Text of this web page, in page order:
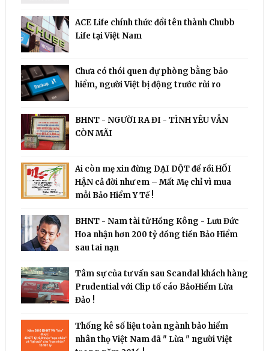
ACE Life chính thức đổi tên thành Chubb
Life tại Việt Nam
Chưa có thói quen dự phòng bằng bảo
hiểm, người Việt bị động trước rủi ro
BHNT - NGƯỜI RA ĐI - TÌNH YÊU VẪN
CÒN MÃI
Ai còn mẹ xin đừng DẠI DỘT để rồi HỐI
HẬN cả đời như em – Mất Mẹ chỉ vì mua
mỗi Bảo Hiểm Y Tế !
BHNT - Nam tài tử Hồng Kông - Lưu Đức
Hoa nhận hơn 200 tỷ đồng tiền Bảo Hiểm
sau tai nạn
Tâm sự của tư vấn sau Scandal khách hàng
Prudential với Clip tố cáo BảoHiểm Lừa
Đảo !
Thống kê số liệu toàn ngành bảo hiểm
nhân thọ Việt Nam đã " Lừa " người Việt